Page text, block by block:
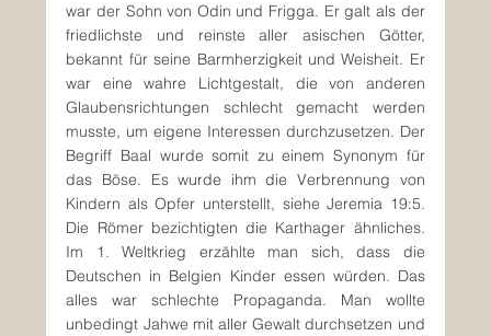
war der Sohn von Odin und Frigga. Er galt als der
friedlichste und reinste aller asischen Götter,
bekannt für seine Barmherzigkeit und Weisheit. Er
war eine wahre Lichtgestalt, die von anderen
Glaubensrichtungen schlecht gemacht werden
musste, um eigene Interessen durchzusetzen. Der
Begriff Baal wurde somit zu einem Synonym für
das Böse. Es wurde ihm die Verbrennung von
Kindern als Opfer unterstellt, siehe Jeremia 19:5.
Die Römer bezichtigten die Karthager ähnliches.
Im 1. Weltkrieg erzählte man sich, dass die
Deutschen in Belgien Kinder essen würden. Das
alles war schlechte Propaganda. Man wollte
unbedingt Jahwe mit aller Gewalt durchsetzen und